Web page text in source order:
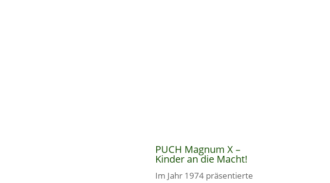
PUCH Magnum X –
Kinder an die Macht!
Im Jahr 1974 präsentierte